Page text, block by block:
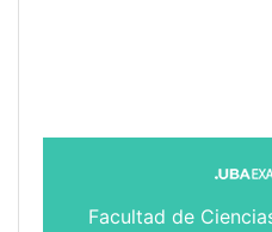
Facultad de